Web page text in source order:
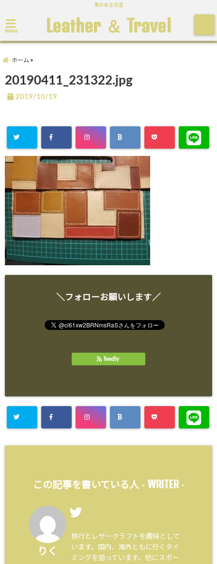
革のある生活
menu Leather ＆ Travel
ホーム
20190411_231322.jpg
2019/10/19
＼フォローお願いします／
feedly
この記事を書いている人 - WRITER-
りく
旅行とレザークラフトを趣味として
います。国内、海外ともに行くタイ
ミングを狙っています。他にスポー